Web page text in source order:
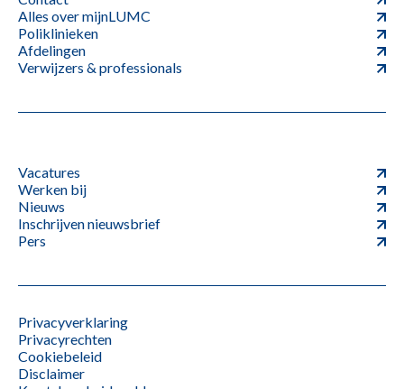
Alles over mijnLUMC
Poliklinieken
Afdelingen
Verwijzers & professionals
Vacatures
Werken bij
Nieuws
Inschrijven nieuwsbrief
Pers
Privacyverklaring
Privacyrechten
Cookiebeleid
Disclaimer